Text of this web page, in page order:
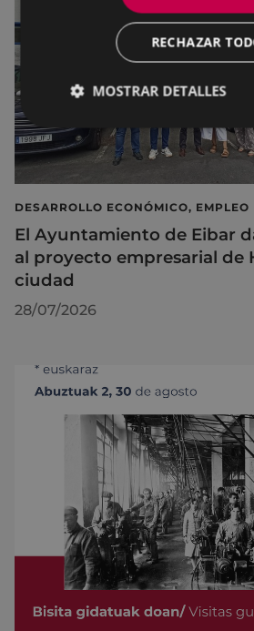
DESARROLLO ECONÓMICO,
El Ayuntamiento de Eibar
al proyecto empresarial de
ciudad
28/07/2026
RECHAZAR
MOSTRAR DETALLES